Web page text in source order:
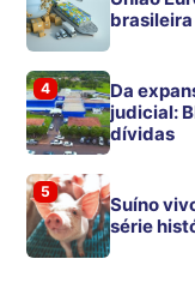
4
Da
judicial:
dívidas
5
Suíno
série